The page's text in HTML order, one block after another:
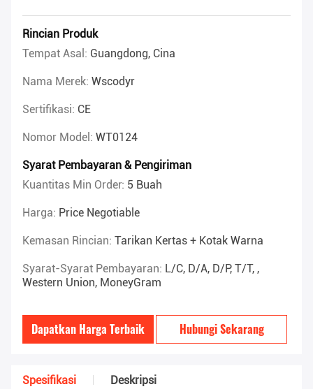
Rincian Produk
Tempat Asal: Guangdong, Cina
Nama Merek: Wscodyr
Sertifikasi: CE
Nomor Model: WT0124
Syarat Pembayaran & Pengiriman
Kuantitas Min Order: 5 Buah
Harga: Price Negotiable
Kemasan Rincian: Tarikan Kertas + Kotak Warna
Syarat-Syarat Pembayaran: L/C, D/A, D/P, T/T, ,
Western Union, MoneyGram
Dapatkan Harga Terbaik Hubungi Sekarang
Spesifikasi Deskripsi